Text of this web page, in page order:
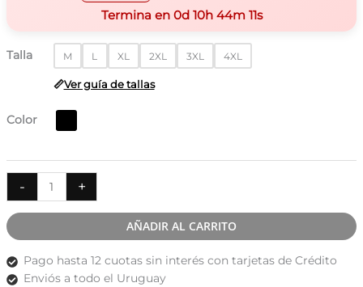
Termina en 0d 10h 44m 11s
Talla M L XL 2XL 3XL 4XL
Ver guía de tallas
Color
-
Pantalón
Térmico
de
Gabardina
cantidad
+
AÑADIR AL CARRITO
Pago hasta 12 cuotas sin interés con tarjetas de Crédito
Enviós a todo el Uruguay